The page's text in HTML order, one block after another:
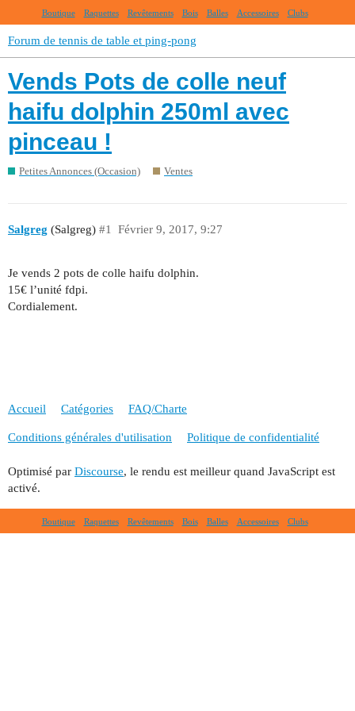
Boutique Raquettes Revêtements Bois Balles Accessoires Clubs
Forum de tennis de table et ping-pong
Vends Pots de colle neuf
haifu dolphin 250ml avec
pinceau !
Petites Annonces (Occasion) Ventes
Salgreg (Salgreg) Février 9, 2017, 9:27
#1
Je vends 2 pots de colle haifu dolphin.
15€ l’unité fdpi.
Cordialement.
Accueil Catégories FAQ/Charte
Conditions générales d'utilisation Politique de confidentialité
Optimisé par Discourse, le rendu est meilleur quand JavaScript est
activé.
Boutique Raquettes Revêtements Bois Balles Accessoires Clubs